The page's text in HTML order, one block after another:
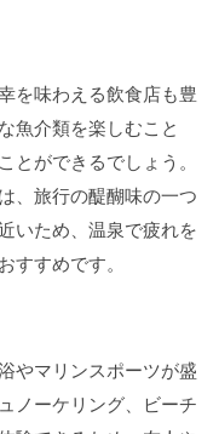
を味わえる飲食店も豊
魚介類を楽しむこと
ができるでしょう。
、旅行の醍醐味の一つ
いため、温泉で疲れを
すめです。
やマリンスポーツが盛
ノーケリング、ビーチ